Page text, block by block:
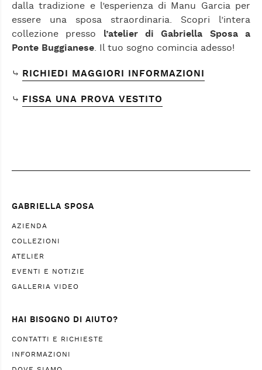
dalla tradizione e l’esperienza di Manu Garcia per
essere una sposa straordinaria. Scopri l’intera
collezione presso l’atelier di Gabriella Sposa a
Ponte Buggianese . Il tuo sogno comincia adesso!
⤷ RICHIEDI MAGGIORI INFORMAZIONI
⤷ FISSA UNA PROVA VESTITO
GABRIELLA SPOSA
AZIENDA
COLLEZIONI
ATELIER
EVENTI E NOTIZIE
GALLERIA VIDEO
HAI BISOGNO DI AIUTO?
CONTATTI E RICHIESTE
INFORMAZIONI